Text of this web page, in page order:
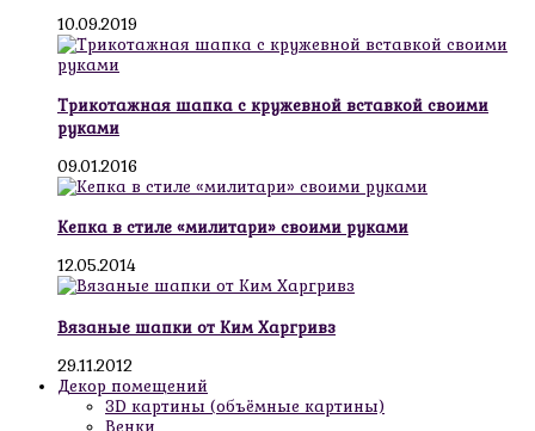
10.09.2019
Трикотажная шапка с кружевной вставкой своими
руками
09.01.2016
Кепка в стиле «милитари» своими руками
12.05.2014
Вязаные шапки от Ким Харгривз
29.11.2012
Декор помещений
3D картины (объёмные картины)
Венки